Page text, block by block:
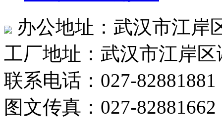
办公地址：武汉市江岸
工厂地址：武汉市江岸
联系电话：027-82881881
图文传真：027-82881662